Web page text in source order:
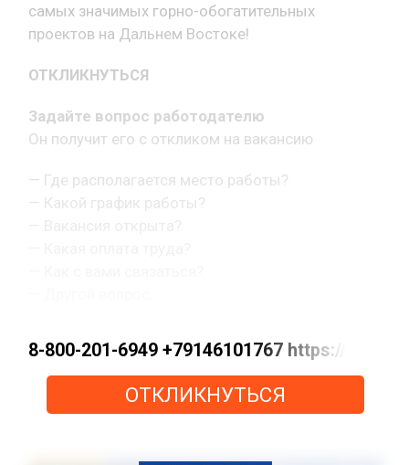
самых значимых горно-обогатительных
проектов на Дальнем Востоке!
ОТКЛИКНУТЬСЯ
Задайте вопрос работодателю
Он получит его с откликом на вакансию
— Где располагается место работы?
— Какой график работы?
8-800-201-6949 +79146101767 https://
ОТКЛИКНУТЬСЯ